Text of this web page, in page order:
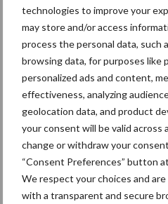
technologies to improve your
may store and/or access
process the personal data, such
browsing data, for purposes like
personalized ads and content,
effectiveness, analyzing
geolocation data, and product
your consent will be valid across
change or withdraw your
“Consent Preferences” button
We respect your choices and
with a transparent and secure
Van onze
Phantas:
winnende
levert
Van onze
SkyVac:
reiniging